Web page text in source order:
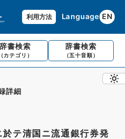
利用方法 Language EN
辞書検索
（カテゴリ）
辞書検索
（五十音順）
詳細
於テ清国ニ流通銀行券発